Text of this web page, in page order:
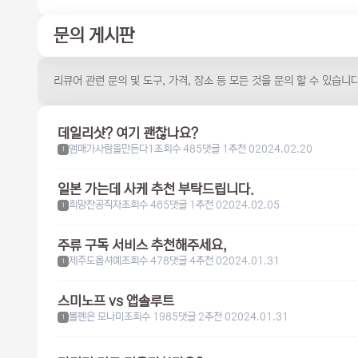
문의 게시판
리큐어 관련 문의 및 도구, 가격, 장소 등 모든 것을 문의 할 수 있습니
데일리샷? 여기 괜찮나요?
1 맴매가사람을만든다1 조회수 485댓글 1 추천 02024.02.20
일본 가는데 사케 추천 부탁드립니다.
1 희망찬공직자조회수 465댓글 1 추천 02024.02.05
주류 구독 서비스 추천해주세요,
1 제주도옵셔예 조회수 478댓글 4추천 02024.01.31
스미노프 vs 앱솔루트
1 볼펜은 모나미 조회수 1985댓글 2추천 02024.01.31